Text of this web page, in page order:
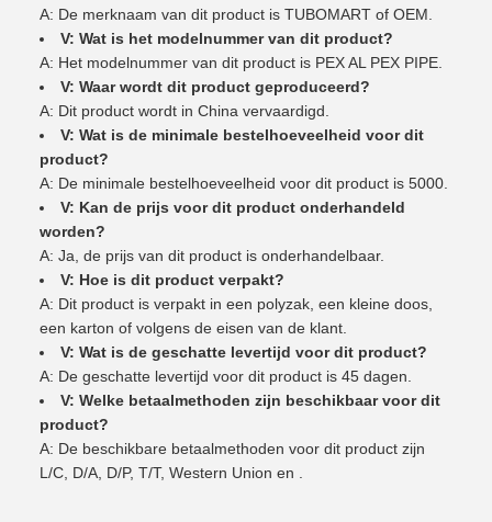
A: De merknaam van dit product is TUBOMART of OEM.
V: Wat is het modelnummer van dit product?
A: Het modelnummer van dit product is PEX AL PEX PIPE.
V: Waar wordt dit product geproduceerd?
A: Dit product wordt in China vervaardigd.
V: Wat is de minimale bestelhoeveelheid voor dit
product?
A: De minimale bestelhoeveelheid voor dit product is 5000.
V: Kan de prijs voor dit product onderhandeld
worden?
A: Ja, de prijs van dit product is onderhandelbaar.
V: Hoe is dit product verpakt?
A: Dit product is verpakt in een polyzak, een kleine doos,
een karton of volgens de eisen van de klant.
V: Wat is de geschatte levertijd voor dit product?
A: De geschatte levertijd voor dit product is 45 dagen.
V: Welke betaalmethoden zijn beschikbaar voor dit
product?
A: De beschikbare betaalmethoden voor dit product zijn
L/C, D/A, D/P, T/T, Western Union en .